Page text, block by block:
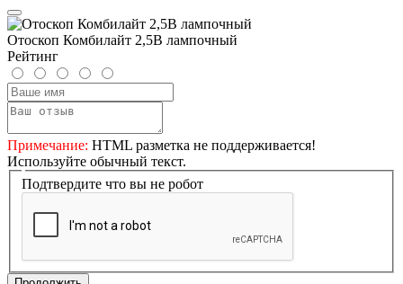
Отоскоп Комбилайт 2,5В лампочный
Рейтинг
Примечание: HTML разметка не поддерживается!
Используйте обычный текст.
Подтвердите что вы не робот